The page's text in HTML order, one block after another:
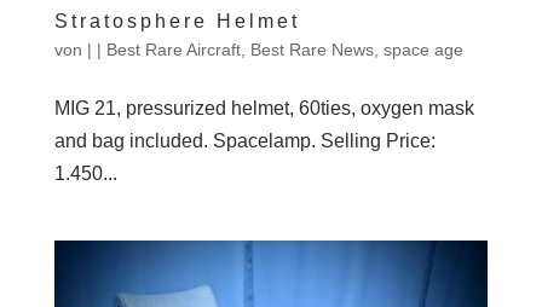
Stratosphere Helmet
von | | Best Rare Aircraft, Best Rare News, space age
MIG 21, pressurized helmet, 60ties, oxygen mask
and bag included. Spacelamp. Selling Price:
1.450...